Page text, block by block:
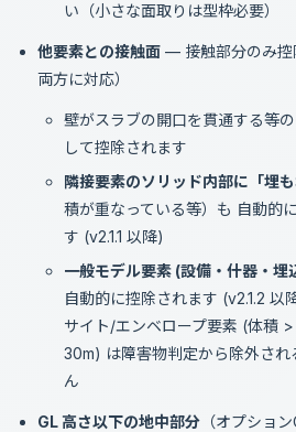
い（小さな面取りは型枠必要）
他要素との接触面 — 接触部分のみ控
両方に対応）
壁がスラブの開口を貫通する等
して控除されます
隣接要素のソリッド内部に「埋
積が重なっている等）も 自動的
す (v2.1.1 以降)
一般モデル要素 (設備・什器・埋
自動的に控除されます (v2.1.2 以
サイト/エンベロープ要素 (体積
30m) は障害物判定から除外さ
ん
GL 高さ以下の地中部分 （オプション